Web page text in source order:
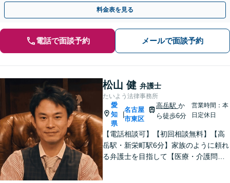
料金表を見る
電話で面談予約 メールで面談予約
松山 健 弁護士
たいよう法律事務所
愛
知
県
名古屋
市東区
高岳駅 か
ら徒歩6分
営業時間：本
日定休日
【電話相談可】【初回相談無料】【高
岳駅・新栄町駅6分】家族のように頼れ
る弁護士を目指して【医療・介護問